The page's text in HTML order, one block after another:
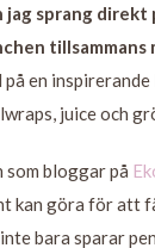
jag sprang direkt
tillsammans
en inspirerande
juice och
som bloggar på
kan göra för att
bara sparar